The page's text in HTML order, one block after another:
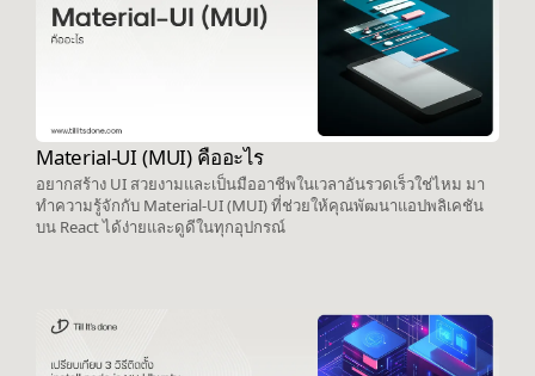
Material-UI (MUI) คืออะไร
อยากสร้าง UI สวยงามและเป็นมืออาชีพในเวลาอันรวดเร็วใช่ไหม มา
ทำความรู้จักกับ Material-UI (MUI) ที่ช่วยให้คุณพัฒนาแอปพลิเคชัน
บน React ได้ง่ายและดูดีในทุกอุปกรณ์